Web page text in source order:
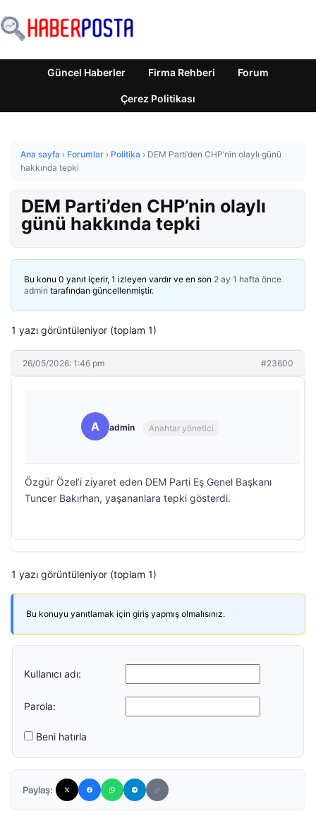
Güncel Haberler Firma Rehberi Forum
Çerez Politikası
Ana sayfa › Forumlar › Politika › DEM Parti’den CHP’nin olaylı günü
hakkında tepki
DEM Parti’den CHP’nin olaylı
günü hakkında tepki
Bu konu 0 yanıt içerir, 1 izleyen vardır ve en son 2 ay 1 hafta önce
admin tarafından güncellenmiştir.
1 yazı görüntüleniyor (toplam 1)
26/05/2026: 1:46 pm #23600
A admin Anahtar yönetici
Özgür Özel’i ziyaret eden DEM Parti Eş Genel Başkanı
Tuncer Bakırhan, yaşananlara tepki gösterdi.
1 yazı görüntüleniyor (toplam 1)
Bu konuyu yanıtlamak için giriş yapmış olmalısınız.
Kullanıcı adı:
Parola:
Beni hatırla
Paylaş: